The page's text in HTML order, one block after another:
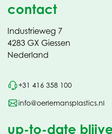
contact
Industrieweg 7
4283 GX Giessen
Nederland
+31 416 358 100
info@oerlemansplastics.nl
up-to-date